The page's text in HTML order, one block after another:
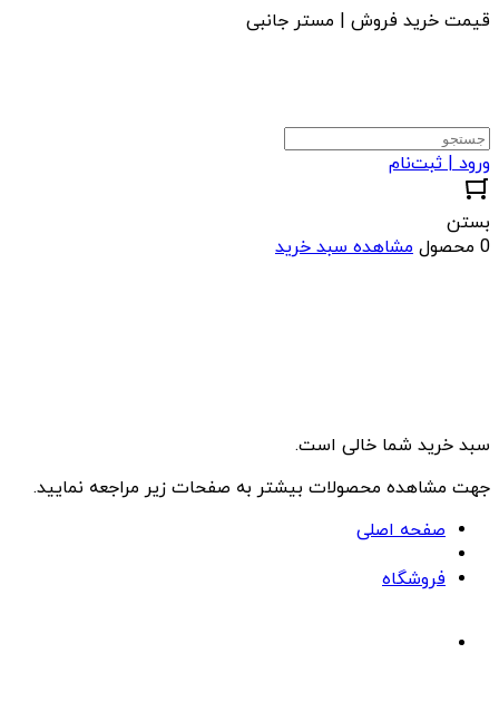
قیمت خرید فروش | مستر جانبی
ورود | ثبت‌نام
بستن
0 محصول
مشاهده سبد خرید
سبد خرید شما خالی است.
جهت مشاهده محصولات بیشتر به صفحات زیر مراجعه نمایید.
صفحه اصلی
فروشگاه